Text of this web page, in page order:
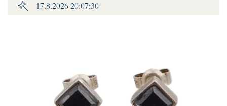
17.8.2026 20:07:30